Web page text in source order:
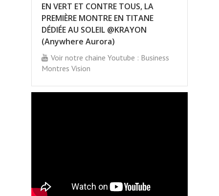
EN VERT ET CONTRE TOUS, LA
PREMIÈRE MONTRE EN TITANE
DÉDIÉE AU SOLEIL @KRAYON
(Anywhere Aurora)
Voir notre chaine Youtube : Business
Montres Vision